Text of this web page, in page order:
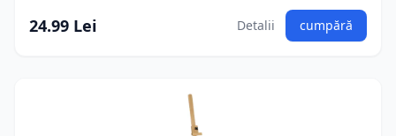
24.99 Lei Detalii cumpără